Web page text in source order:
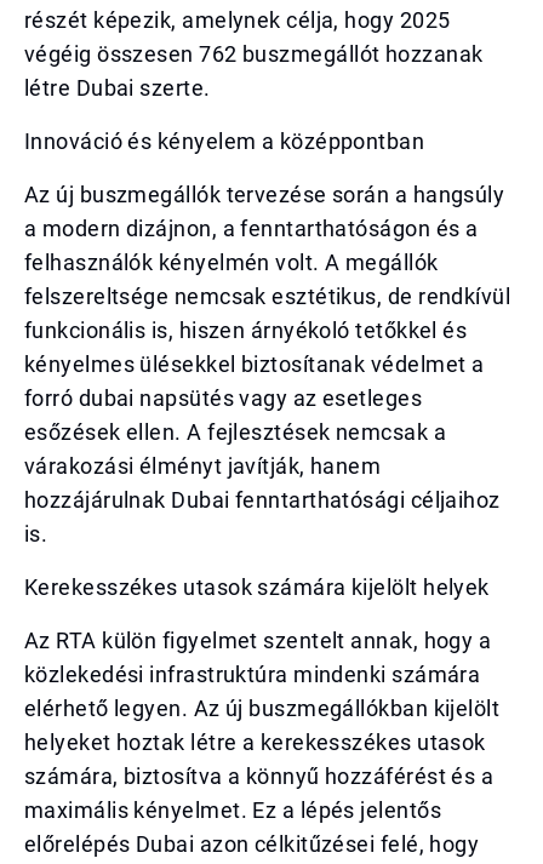
részét képezik, amelynek célja, hogy 2025
végéig összesen 762 buszmegállót hozzanak
létre Dubai szerte.
Innováció és kényelem a középpontban
Az új buszmegállók tervezése során a hangsúly
a modern dizájnon, a fenntarthatóságon és a
felhasználók kényelmén volt. A megállók
felszereltsége nemcsak esztétikus, de rendkívül
funkcionális is, hiszen árnyékoló tetőkkel és
kényelmes ülésekkel biztosítanak védelmet a
forró dubai napsütés vagy az esetleges
esőzések ellen. A fejlesztések nemcsak a
várakozási élményt javítják, hanem
hozzájárulnak Dubai fenntarthatósági céljaihoz
is.
Kerekesszékes utasok számára kijelölt helyek
Az RTA külön figyelmet szentelt annak, hogy a
közlekedési infrastruktúra mindenki számára
elérhető legyen. Az új buszmegállókban kijelölt
helyeket hoztak létre a kerekesszékes utasok
számára, biztosítva a könnyű hozzáférést és a
maximális kényelmet. Ez a lépés jelentős
előrelépés Dubai azon célkitűzései felé, hogy